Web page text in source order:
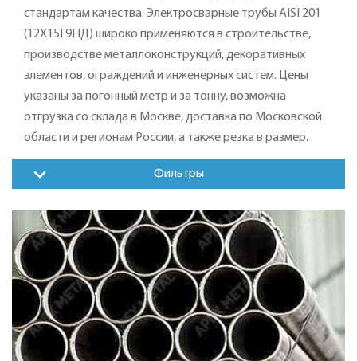
стандартам качества. Электросварные трубы AISI 201
(12Х15Г9НД) широко применяются в строительстве,
производстве металлоконструкций, декоративных
элементов, ограждений и инженерных систем. Цены
указаны за погонный метр и за тонну, возможна
отгрузка со склада в Москве, доставка по Московской
области и регионам России, а также резка в размер.
Фильтры